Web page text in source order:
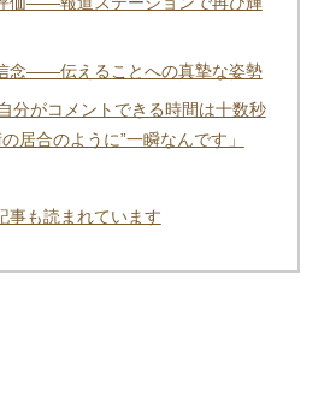
念——伝えることへの真摯な姿勢
分がコメントできる時間は十数秒
居合のように”一瞬なんです」
事も読まれています